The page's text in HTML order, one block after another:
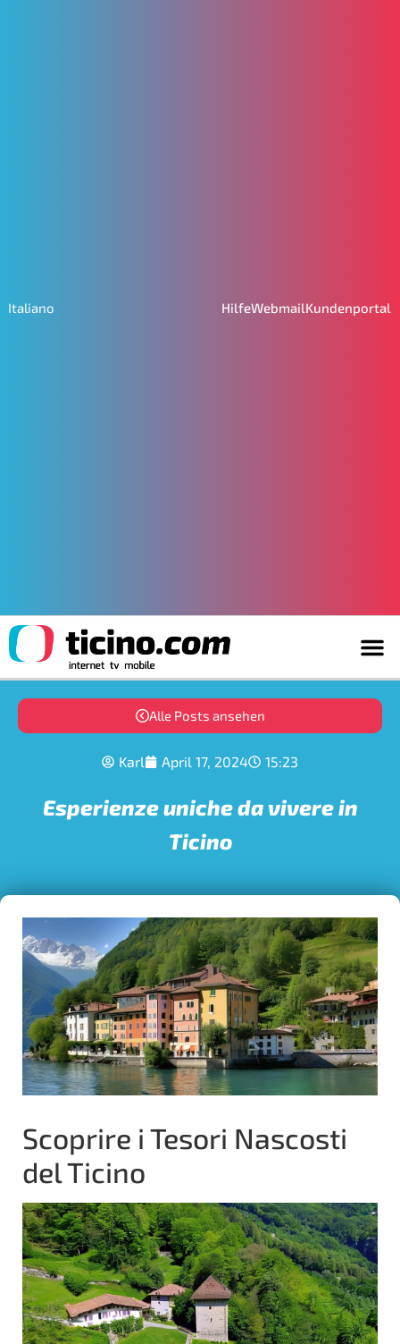
Italiano HilfeWebmailKundenportal
Alle Posts ansehen
Karl April 17, 2024 15:23
Esperienze uniche da vivere in
Ticino
Scoprire i Tesori Nascosti
del Ticino